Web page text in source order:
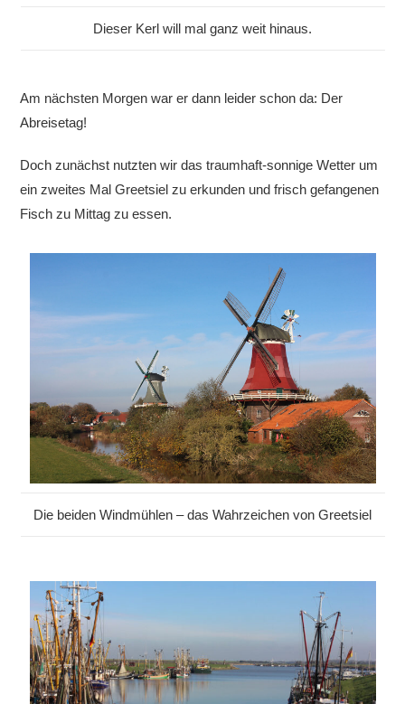
Dieser Kerl will mal ganz weit hinaus.
Am nächsten Morgen war er dann leider schon da: Der
Abreisetag!
Doch zunächst nutzten wir das traumhaft-sonnige Wetter um
ein zweites Mal Greetsiel zu erkunden und frisch gefangenen
Fisch zu Mittag zu essen.
Die beiden Windmühlen – das Wahrzeichen von Greetsiel